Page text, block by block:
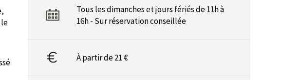
Tous les dimanches et jours fériés de 11h à
16h - Sur réservation conseillée
À partir de 21 €